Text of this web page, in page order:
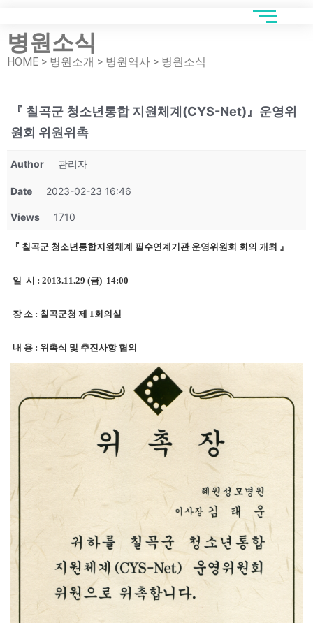
병원소식
HOME > 병원소개 > 병원역사 > 병원소식
『 칠곡군 청소년통합 지원체계(CYS-Net)』운영위
원회 위원위촉
Author 관리자
Date 2023-02-23 16:46
Views 1710
『 칠곡군 청소년통합지원체계 필수연계기관 운영위원회 회의 개최 』
일 시 : 2013.11.29 (금) 14:00
장 소 : 칠곡군청 제 1회의실
내 용 : 위촉식 및 추진사항 협의